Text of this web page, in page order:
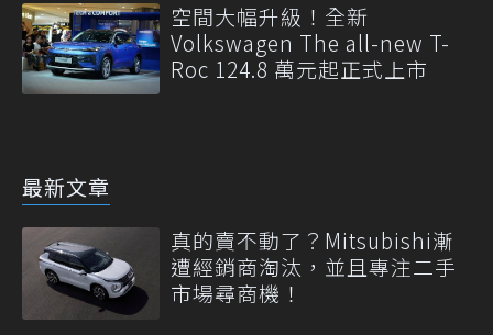
空間大幅升級！全新
Volkswagen The all-new T-
Roc 124.8 萬元起正式上市
最新文章
真的賣不動了？Mitsubishi漸
遭經銷商淘汰，並且專注二手
市場尋商機！